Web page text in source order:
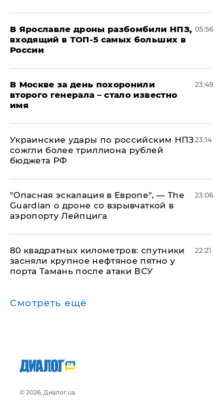
В Ярославле дроны разбомбили НПЗ,
входящий в ТОП-5 самых больших в
России
05:56
В Москве за день похоронили
второго генерала – стало известно
имя
23:49
Украинские удары по российским НПЗ
сожгли более триллиона рублей
бюджета РФ
23:14
"Опасная эскалация в Европе", — The
Guardian о дроне со взрывчаткой в
аэропорту Лейпцига
23:06
80 квадратных километров: спутники
засняли крупное нефтяное пятно у
порта Тамань после атаки ВСУ
22:21
Смотреть ещё
© 2026, Диалог.ua